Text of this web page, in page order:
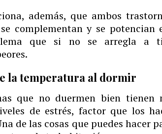
además, que ambos
complementan y se
que si no se arregla a
la temperatura al dormir
que no duermen bien
de estrés, factor que los
de las cosas que puedes hacer